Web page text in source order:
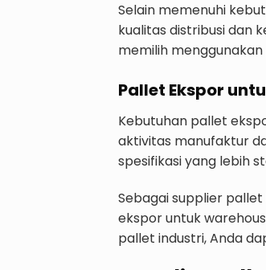
Selain memenuhi
kualitas distribusi dan
memilih
Pallet Ekspor
Kebutuhan pallet
aktivitas manufaktur
spesifikasi yang lebih
Sebagai supplier pallet
ekspor untuk
pallet industri, Anda